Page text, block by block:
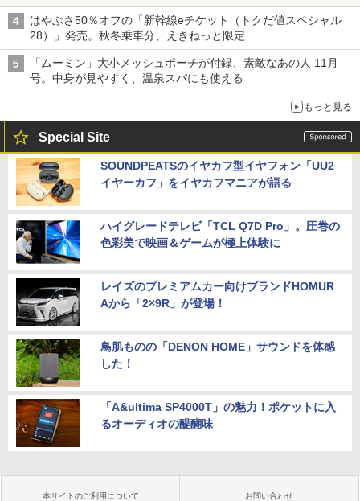
はやぶさ50％オフの「新幹線eチケット（トクだ値スペシャル
28）」発売。秋冬乗車分、えきねっと限定
「ムーミン」大小メッシュポーチが付録、素敵なあの人 11月
号。中身が見やすく、温泉スパにも使える
もっと見る
Special Site
SOUNDPEATSのイヤカフ型イヤフォン「UU2
イヤーカフ」をイヤカフマニアが語る
ハイグレードテレビ「TCL Q7D Pro」。圧巻の
色彩美で映画＆ゲームが極上体験に
レイズのプレミアムカー向けブランドHOMUR
Aから「2×9R」が登場！
鳥肌ものの「DENON HOME」サウンドを体感
した！
「A&ultima SP4000T」の魅力！ポケットに入
るオーディオの醍醐味
本サイトのご利用について お問い合わせ